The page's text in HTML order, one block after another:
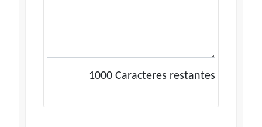
1000 Caracteres restantes